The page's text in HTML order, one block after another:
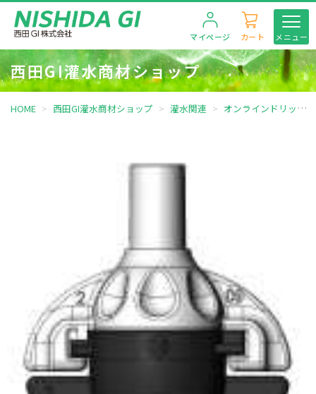
メニュー
カート
マイページ
西田GI灌水商材ショップ
HOME 西田GI灌水商材ショップ 灌水関連 オンラインドリッパー